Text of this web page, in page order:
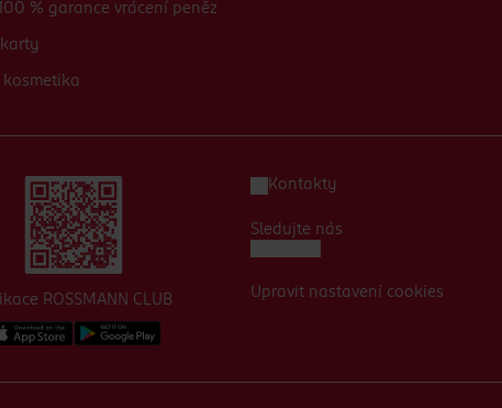
% garance vrácení peněz
kosmetika
ROSSMANN CLUB
Kontakty
Sledujte nás
Upravit nastavení cookies